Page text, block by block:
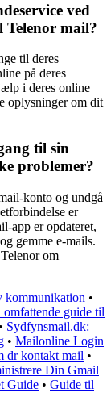
ved
Telenor mail?
til deres
på deres
i deres online
oplysninger om dit
til sin
problemer?
konto og undgå
er
app er opdateret,
gemme e-mails.
om
kommunikation •
omfattende guide til
• Sydfynsmail.dk:
• Mailonline Login
dr kontakt mail •
Din Gmail
Guide • Guide til